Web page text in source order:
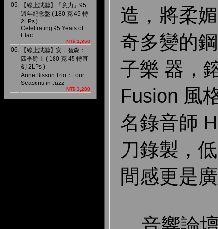
05.
【線上試聽】「意力」95
週年紀念盤 ( 180 克 45 轉
2LPs )
Celebrating 95 Years of
Elac
NT$ 1,850
06.
【線上試聽】安．碧森：
四季爵士 ( 180 克 45 轉直
刻 2LPs )
Anne Bisson Trio：Four
Seasons in Jazz
NT$ 3,280
造，將柔
奇多變的
子樂 器，
Fusion 風
名錄音師
刀錄製，
間感更是